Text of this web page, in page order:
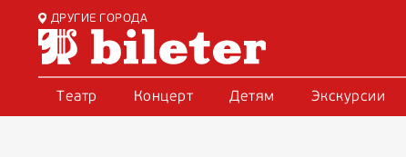
ДРУГИЕ ГОРОДА
Театр Концерт Детям Экскурсии